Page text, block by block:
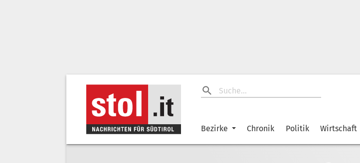
Bezirke Chronik Politik Wirtschaft